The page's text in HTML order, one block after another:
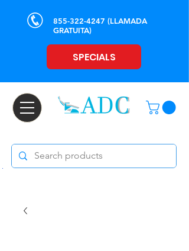
855-322-4247 (LLAMADA
GRATUITA)
SPECIALS